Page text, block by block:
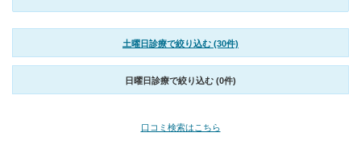
土曜日診療で絞り込む (30件)
日曜日診療で絞り込む (0件)
口コミ検索はこちら